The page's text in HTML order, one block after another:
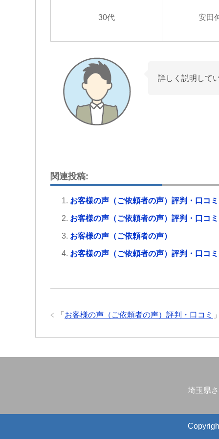
30代
安田
詳しく説明して
関連投稿:
お客様の声（ご依頼者の声）評判・口コミ
お客様の声（ご依頼者の声）評判・口コミ
お客様の声（ご依頼者の声）
お客様の声（ご依頼者の声）評判・口コミ
「 お客様の声（ご依頼者の声）評判・口コミ 」
埼玉県